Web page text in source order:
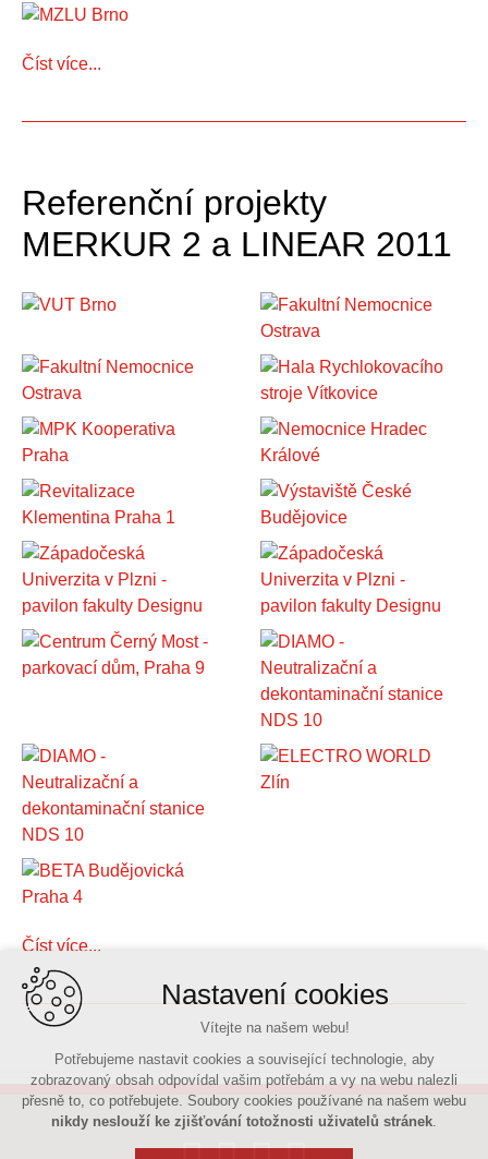
Číst více...
Referenční projekty
MERKUR 2 a LINEAR 2011
Číst více...
Nastavení cookies
Vítejte na našem webu!
Potřebujeme nastavit cookies a související technologie, aby
zobrazovaný obsah odpovídal vašim potřebám a vy na webu nalezli
přesně to, co potřebujete. Soubory cookies používané na našem webu
nikdy neslouží ke zjišťování totožnosti uživatelů stránek.